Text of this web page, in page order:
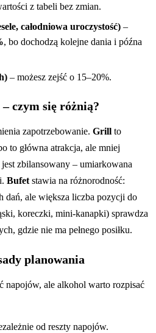
z tabeli bez zmian.
całodniowa uroczystość) –
, bo dochodzą kolejne dania i późna
– możesz zejść o 15–20%.
czym się różnią?
zapotrzebowanie. Grill to
to główna atrakcja, ale mniej
jest zbilansowany – umiarkowana
Bufet stawia na różnorodność:
dań, ale większa liczba pozycji do
koreczki, mini-kanapki) sprawdza
gdzie nie ma pełnego posiłku.
planowania
napojów, ale alkohol warto rozpisać
od reszty napojów.